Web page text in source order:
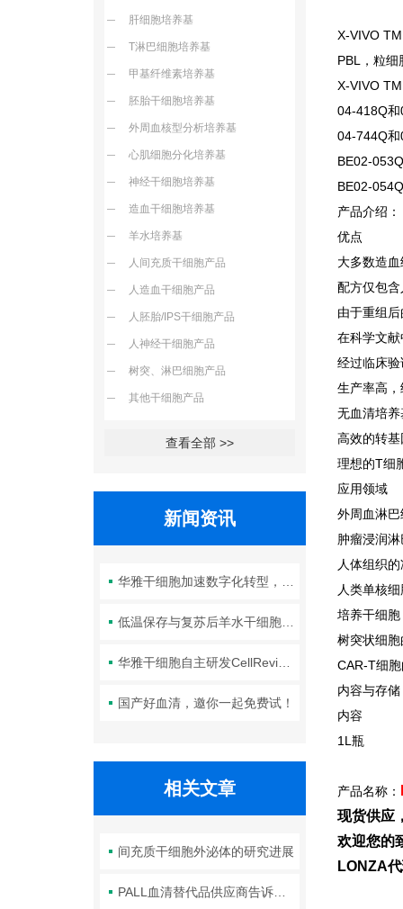
肝细胞培养基
T淋巴细胞培养基
甲基纤维素培养基
胚胎干细胞培养基
外周血核型分析培养基
心肌细胞分化培养基
神经干细胞培养基
造血干细胞培养基
羊水培养基
人间充质干细胞产品
人造血干细胞产品
人胚胎/IPS干细胞产品
人神经干细胞产品
树突、淋巴细胞产品
其他干细胞产品
查看全部 >>
新闻资讯
国产好血清，邀你一起免费试！
相关文章
间充质干细胞外泌体的研究进展
X-VIVO
PBL，粒
X-VIVO
04-418Q和
04-744Q和
BE02-
BE02-
产品介绍：
优点
大多数造
配方仅包
由于重组
在科学文
经过临床
生产率高
无血清培
高效的转
理想的T细
应用领域
外周血淋
肿瘤浸润
人体组织
人类单核
培养干细胞
树突状细
CAR-T细
内容与存储
内容
1L瓶
产品名称：
现货供应
欢迎您
LONZA